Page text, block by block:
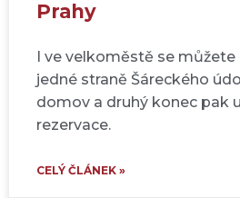
Prahy
I ve velkoměstě se
jedné straně Šáreckého
domov a druhý konec pak
rezervace.
CELÝ ČLÁNEK »